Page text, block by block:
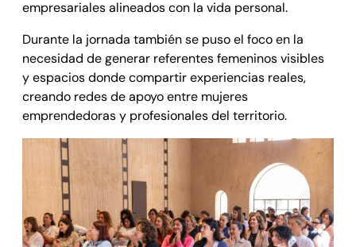
empresariales alineados con la vida personal.
Durante la jornada también se puso el foco en la
necesidad de generar referentes femeninos visibles
y espacios donde compartir experiencias reales,
creando redes de apoyo entre mujeres
emprendedoras y profesionales del territorio.